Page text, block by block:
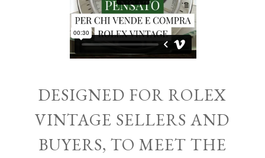
DESIGNED FOR ROLEX
VINTAGE SELLERS AND
BUYERS, TO MEET THE